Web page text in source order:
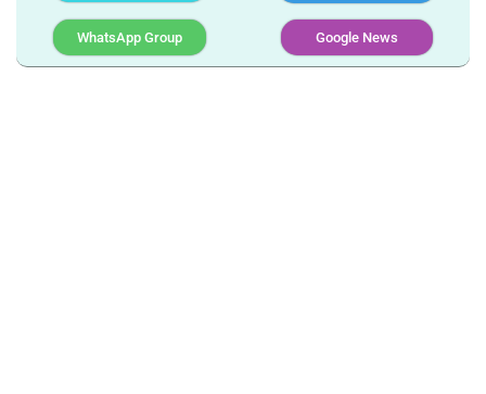
WhatsApp Group Google News